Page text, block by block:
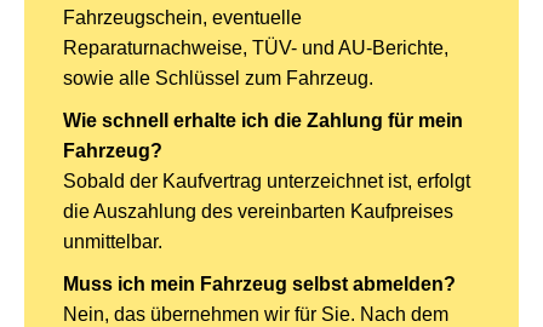
Fahrzeugschein, eventuelle
Reparaturnachweise, TÜV- und AU-Berichte,
sowie alle Schlüssel zum Fahrzeug.
Wie schnell erhalte ich die Zahlung für mein
Fahrzeug?
Sobald der Kaufvertrag unterzeichnet ist, erfolgt
die Auszahlung des vereinbarten Kaufpreises
unmittelbar.
Muss ich mein Fahrzeug selbst abmelden?
Nein, das übernehmen wir für Sie. Nach dem